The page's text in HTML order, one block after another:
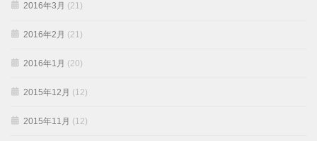
2016年3月 (21)
2016年2月 (21)
2016年1月 (20)
2015年12月 (12)
2015年11月 (12)